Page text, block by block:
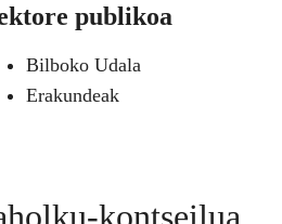
publikoa
Bilboko Udala
Erakundeak